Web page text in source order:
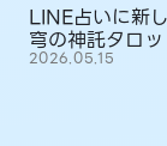
LINE占いに新
穹の神託タロッ
2026.05.15